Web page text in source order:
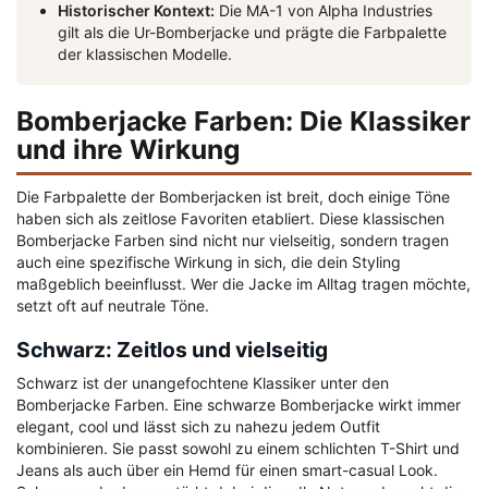
Historischer Kontext: Die MA-1 von Alpha Industries
gilt als die Ur-Bomberjacke und prägte die Farbpalette
der klassischen Modelle.
Bomberjacke Farben: Die Klassiker
und ihre Wirkung
Die Farbpalette der Bomberjacken ist breit, doch einige Töne
haben sich als zeitlose Favoriten etabliert. Diese klassischen
Bomberjacke Farben sind nicht nur vielseitig, sondern tragen
auch eine spezifische Wirkung in sich, die dein Styling
maßgeblich beeinflusst. Wer die Jacke im Alltag tragen möchte,
setzt oft auf neutrale Töne.
Schwarz: Zeitlos und vielseitig
Schwarz ist der unangefochtene Klassiker unter den
Bomberjacke Farben. Eine schwarze Bomberjacke wirkt immer
elegant, cool und lässt sich zu nahezu jedem Outfit
kombinieren. Sie passt sowohl zu einem schlichten T-Shirt und
Jeans als auch über ein Hemd für einen smart-casual Look.